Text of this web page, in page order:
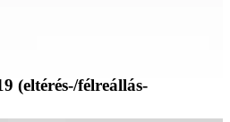
(eltérés-/félreállás-